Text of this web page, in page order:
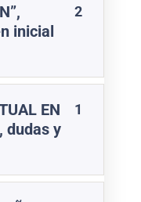
inicial
2
EN
dudas y
1
PRISCA FORMACIÓN